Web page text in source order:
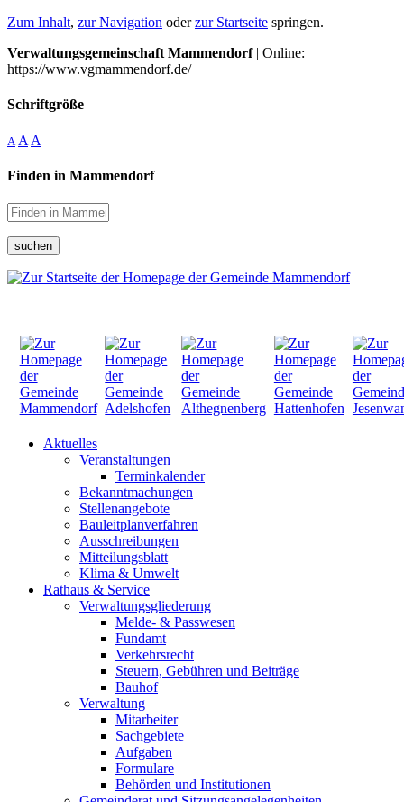
Zum Inhalt, zur Navigation oderzur Startseite springen.
Verwaltungsgemeinschaft Mammendorf| Online:
https://www.vgmammendorf.de/
Schriftgröße
A A A
Finden in Mammendorf
suchen
Aktuelles
Veranstaltungen
Terminkalender
Bekanntmachungen
Stellenangebote
Bauleitplanverfahren
Ausschreibungen
Mitteilungsblatt
Klima & Umwelt
Rathaus & Service
Verwaltungsgliederung
Melde- & Passwesen
Fundamt
Verkehrsrecht
Steuern, Gebühren und Beiträge
Bauhof
Verwaltung
Mitarbeiter
Sachgebiete
Aufgaben
Formulare
Behörden und Institutionen